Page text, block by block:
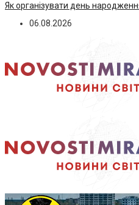
Як організувати день
06.08.2026